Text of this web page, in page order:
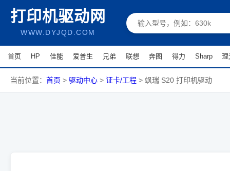
打印机驱动网
WWW.DYJQD.COM
首页 HP 佳能 爱普生 兄弟 联想 奔图 得力 Sharp 理
当前位置： 首页 > 驱动中心 > 证卡/工程 > 飒瑞 S20 打印机驱动